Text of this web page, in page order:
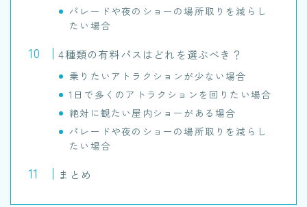
パレードや夜のショーの場所取りを減らし
たい場合
4種類の有料パスはどれを選ぶべき？
乗りたいアトラクションが少ない場合
1日で多くのアトラクションを回りたい場合
絶対に観たい屋内ショーがある場合
パレードや夜のショーの場所取りを減らし
たい場合
まとめ